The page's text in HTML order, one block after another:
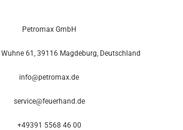
Petromax GmbH
61, 39116 Magdeburg, Deutschland
info@petromax.de
service@feuerhand.de
+49391 5568 46 00